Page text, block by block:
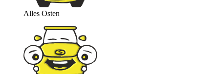
Alles Osten